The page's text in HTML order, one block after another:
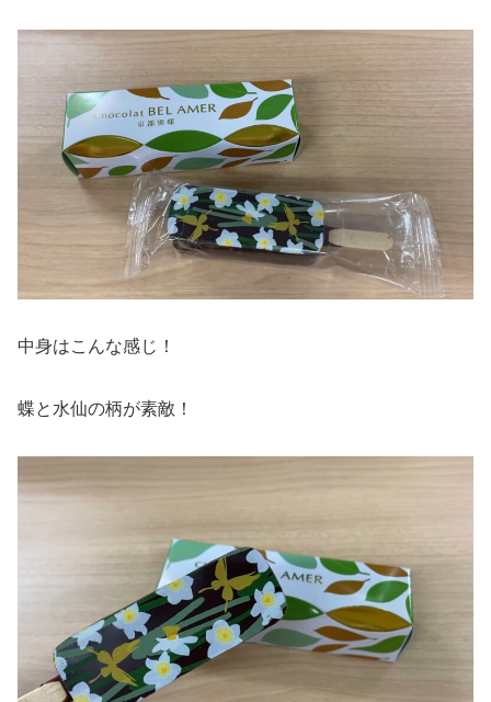
中身はこんな感じ！
蝶と水仙の柄が素敵！